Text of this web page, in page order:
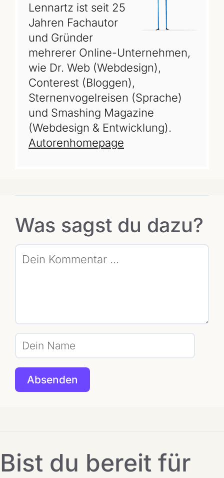
Lennartz ist seit 25
Jahren Fachautor
und Gründer
mehrerer Online-Unternehmen,
wie Dr. Web (Webdesign),
Conterest (Bloggen),
Sternenvogelreisen (Sprache)
und Smashing Magazine
(Webdesign & Entwicklung).
Autorenhomepage
Was sagst du dazu?
Bist du bereit für